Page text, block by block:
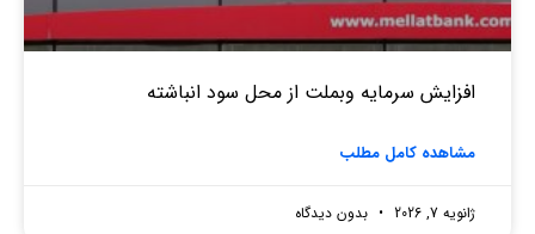
افزایش سرمایه وبملت از محل سود انباشته
مشاهده کامل مطلب
ژانویه 7, 2026 بدون دیدگاه